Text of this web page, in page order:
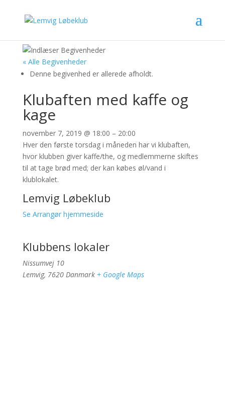
« Alle Begivenheder
Denne begivenhed er allerede afholdt.
Klubaften med kaffe og
kage
november 7, 2019 @ 18:00 – 20:00
Hver den første torsdag i måneden har vi klubaften,
hvor klubben giver kaffe/the, og medlemmerne skiftes
til at tage brød med; der kan købes øl/vand i
klublokalet.
Lemvig Løbeklub
Se Arrangør hjemmeside
Klubbens lokaler
Nissumvej 10
Lemvig, 7620 Danmark + Google Maps